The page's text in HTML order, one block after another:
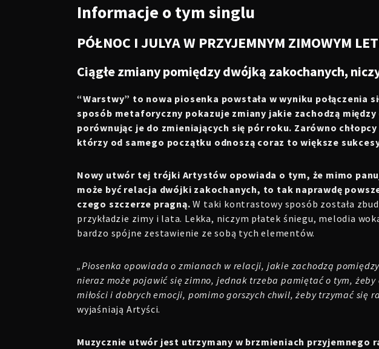
Informacje o tym singlu
PÓŁNOC I JULYA W PRZYJEMNYM ZIMOWYM
Ciągłe zmiany pomiędzy dwójką zakochanych,
“Warstwy” to nowa piosenka powstała w wyniku
sposób metaforyczny pokazuje zmiany jakie zachodzą
porównując je do zmieniających się pór roku. Zarówno
którzy od samego początku odnoszą coraz to większe
Nowy utwór tej trójki Artystów opowiada o tym, że mimo
może być relacja dwójki zakochanych, to tak naprawdę
czego szczerze pragną. W taki kontrastowy sposób została
przykładzie zimy i lata. Lekka, niczym płatek śniegu, melodia
bardzo spójne zestawienie ze sobą tych elementów.
„Piosenka opowiada o zmianach w relacji, jakie zachodzą
nieraz może pojawić się zimno, jednak trzeba pamiętać o tym,
miłości i dobrych emocji, pomimo gorszych chwil, żeby trzymać się
wyjaśniają Artyści.
Muzycznie utwór jest utrzymany w brzmieniach przyjemnego